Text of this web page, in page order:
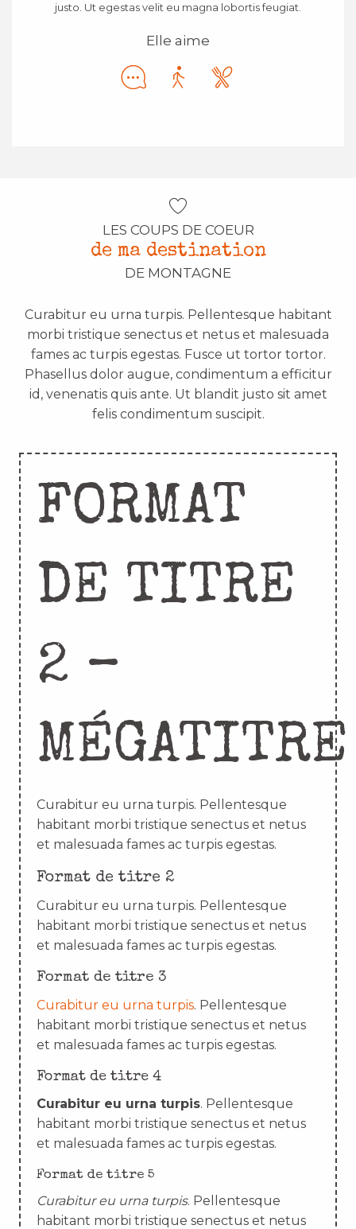
justo. Ut egestas velit eu magna lobortis feugiat.
Elle aime
LES COUPS DE COEUR
de ma destination
DE MONTAGNE
Curabitur eu urna turpis. Pellentesque habitant
morbi tristique senectus et netus et malesuada
fames ac turpis egestas. Fusce ut tortor tortor.
Phasellus dolor augue, condimentum a efficitur
id, venenatis quis ante. Ut blandit justo sit amet
felis condimentum suscipit.
FORMAT
DE TITRE
2 –
MÉGATITRE
Curabitur eu urna turpis. Pellentesque
habitant morbi tristique senectus et netus
et malesuada fames ac turpis egestas.
Format de titre 2
Curabitur eu urna turpis. Pellentesque
habitant morbi tristique senectus et netus
et malesuada fames ac turpis egestas.
Format de titre 3
Curabitur eu urna turpis. Pellentesque
habitant morbi tristique senectus et netus
et malesuada fames ac turpis egestas.
Format de titre 4
Curabitur eu urna turpis. Pellentesque
habitant morbi tristique senectus et netus
et malesuada fames ac turpis egestas.
Format de titre 5
Curabitur eu urna turpis. Pellentesque
habitant morbi tristique senectus et netus